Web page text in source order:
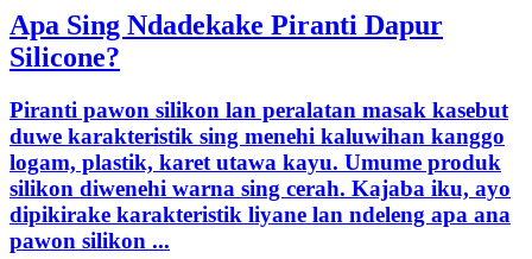
Apa Sing Ndadekake Piranti Dapur
Silicone?
Piranti pawon silikon lan peralatan masak kasebut
duwe karakteristik sing menehi kaluwihan kanggo
logam, plastik, karet utawa kayu. Umume produk
silikon diwenehi warna sing cerah. Kajaba iku, ayo
dipikirake karakteristik liyane lan ndeleng apa ana
pawon silikon ...